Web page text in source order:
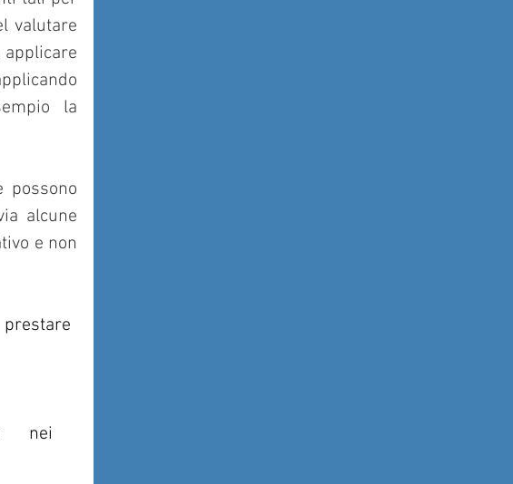
valutare
applicare
la
possono
alcune
e non
prestare
nei